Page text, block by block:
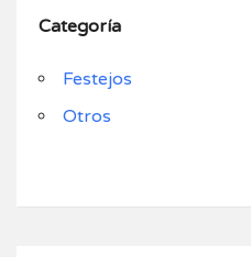
Categoría
Festejos
Otros